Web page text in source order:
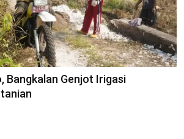
Bangkalan Genjot Irigasi